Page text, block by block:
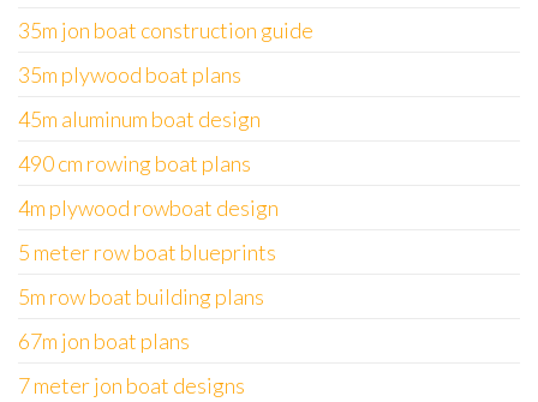
35m jon boat construction guide
35m plywood boat plans
45m aluminum boat design
490 cm rowing boat plans
4m plywood rowboat design
5 meter row boat blueprints
5m row boat building plans
67m jon boat plans
7 meter jon boat designs